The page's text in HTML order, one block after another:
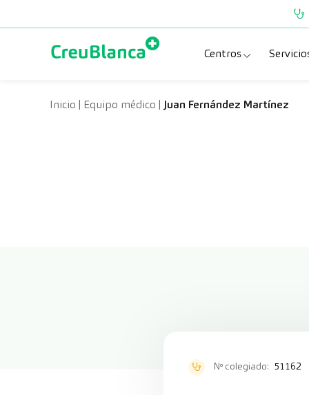
Centros
Clínica CreuBlanca
CreuBlanca
Inicio | Equipo médico | Juan Fernández Martínez
Nº colegiado: 51162